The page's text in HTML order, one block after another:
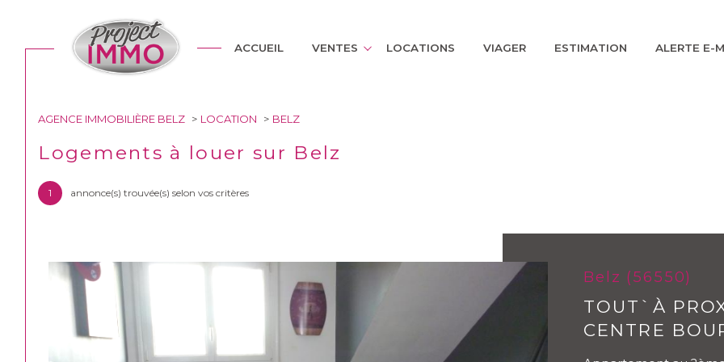
ACCUEIL VENTES
toutes nos annonces maisons appartements terrains
LOCATIONS VIAGER ESTIMATION ALERTE E-
Acheter
de l'ancien
à l'année
TYPE DE BIEN
AGENCE IMMOBILIÈRE BELZ LOCATION BELZ
Logements à louer sur Belz
1 annonce(s) trouvée(s) selon vos critères
Belz (56550)
TOUT`À
CENTRE